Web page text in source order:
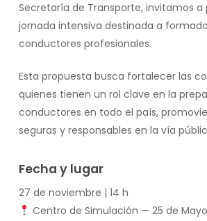
Secretaría de Transporte, invitamos
jornada intensiva destinada a
conductores profesionales.
Esta propuesta busca fortalecer las
quienes tienen un rol clave en la
conductores en todo el país,
seguras y responsables en la vía
Fecha y lugar
27 de noviembre | 14 h
Centro de Simulación — 25 de